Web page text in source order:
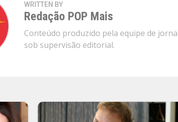
WRITTEN BY
Redação POP Mais
Conteúdo produzido pela equipe de
sob supervisão editorial.